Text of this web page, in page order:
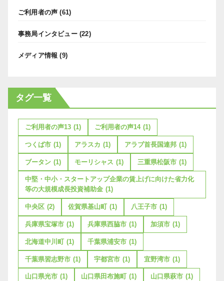
ご利用者の声 (61)
事務局インタビュー(22)
メディア情報 (9)
タグ一覧
ご利用者の声13 (1) ご利用者の声14 (1)
つくば市 (1) アラスカ (1) アラブ首長国連邦 (1)
ブータン (1) モーリシャス (1) 三重県松阪市 (1)
中堅・中小・スタートアップ企業の賃上げに向けた省力化
等の大規模成長投資補助金 (1)
中央区 (2) 佐賀県基山町 (1) 八王子市 (1)
兵庫県宝塚市 (1) 兵庫県西脇市 (1) 加須市 (1)
北海道中川町 (1) 千葉県浦安市 (1)
千葉県習志野市 (1) 宇都宮市 (1) 宜野湾市 (1)
山口県光市 (1) 山口県田布施町 (1) 山口県萩市 (1)